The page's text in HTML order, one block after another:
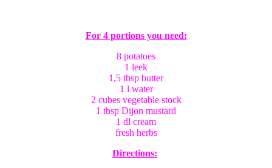
For 4 portions you need:
8 potatoes
1 leek
1,5 tbsp butter
1 l water
2 cubes vegetable stock
1 tbsp Dijon mustard
1 dl cream
fresh herbs
Directions: